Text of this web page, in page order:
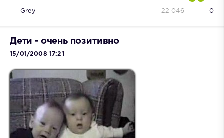
Grey 0
22 046
Дети - очень позитивно
15/01/2008 17:21